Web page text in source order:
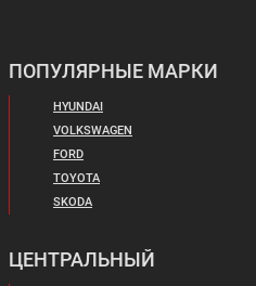
ПОПУЛЯРНЫЕ МАРКИ
HYUNDAI
VOLKSWAGEN
FORD
TOYOTA
SKODA
ЦЕНТРАЛЬНЫЙ